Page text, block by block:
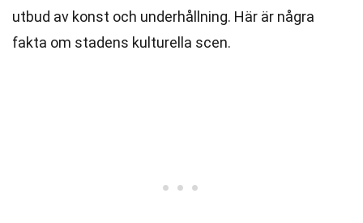
utbud av konst och underhållning. Här är några
fakta om stadens kulturella scen.